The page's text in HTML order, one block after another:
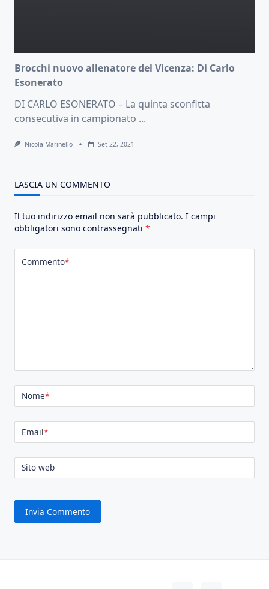
Brocchi nuovo allenatore del Vicenza: Di Carlo
Esonerato
DI CARLO ESONERATO – La quinta sconfitta
consecutiva in campionato ...
Nicola Marinello Set 22, 2021
LASCIA UN COMMENTO
Il tuo indirizzo email non sarà pubblicato. I campi
obbligatori sono contrassegnati *
Commento*
Nome*
Email*
Sito web